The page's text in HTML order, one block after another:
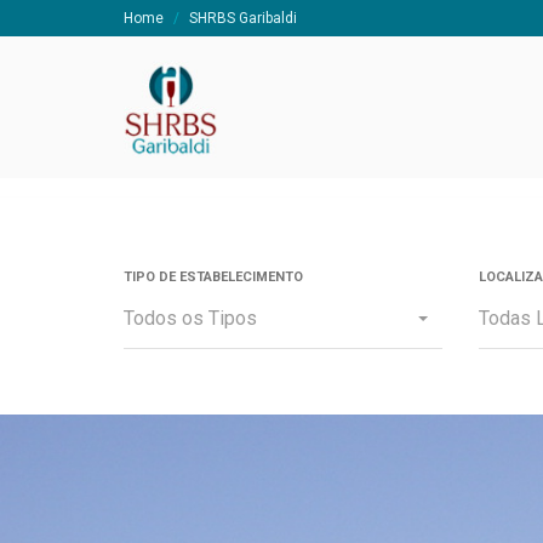
Home SHRBS Garibaldi
TIPO DE ESTABELECIMENTO
Todos os Tipos Todas